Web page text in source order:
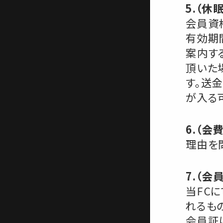
5.（休
会員資
有効期
案内す
頂いた
す。送
が入る
6.（会
理由を
7.（会
当FC
れるも